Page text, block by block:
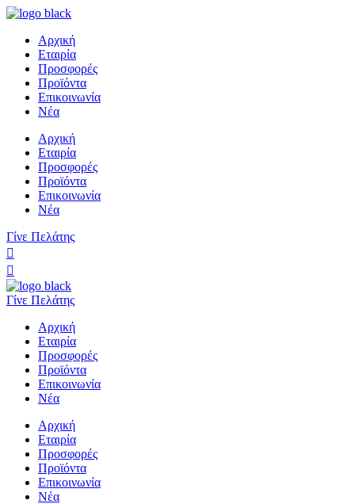
Αρχική
Εταιρία
Προσφορές
Προϊόντα
Επικοινωνία
Νέα
Αρχική
Εταιρία
Προσφορές
Προϊόντα
Επικοινωνία
Νέα
Γίνε Πελάτης
Γίνε Πελάτης
Αρχική
Εταιρία
Προσφορές
Προϊόντα
Επικοινωνία
Νέα
Αρχική
Εταιρία
Προσφορές
Προϊόντα
Επικοινωνία
Νέα